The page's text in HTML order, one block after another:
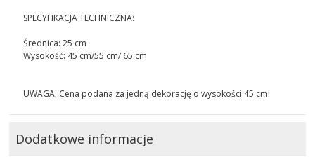
SPECYFIKACJA TECHNICZNA:
Średnica: 25 cm
Wysokość: 45 cm/55 cm/ 65 cm
UWAGA: Cena podana za jedną dekorację o wysokości 45 cm!
Dodatkowe informacje